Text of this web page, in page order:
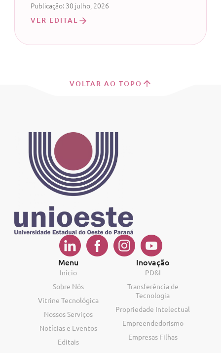
Computação
Publicação: 30 julho, 2026
VER EDITAL
VOLTAR AO TOPO
Menu
Início
Sobre Nós
Vitrine Tecnológica
Nossos Serviços
Notícias e Eventos
Editais
Inovação
PD&I
Transferência de
Tecnologia
Propriedade Intelectual
Empreendedorismo
Empresas Filhas